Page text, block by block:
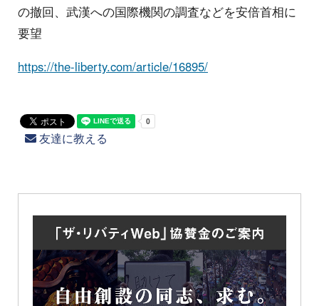
の撤回、武漢への国際機関の調査などを安倍首相に
要望
https://the-liberty.com/article/16895/
友達に教える